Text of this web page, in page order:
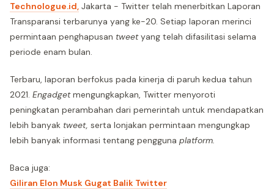
Technologue.id, Jakarta - Twitter telah menerbitkan Laporan
Transparansi terbarunya yang ke-20. Setiap laporan merinci
permintaan penghapusan tweetyang telah difasilitasi selama
periode enam bulan.
Terbaru, laporan berfokus pada kinerja di paruh kedua tahun
2021. Engadgetmengungkapkan, Twitter menyoroti
peningkatan perambahan dari pemerintah untuk mendapatkan
lebih banyak tweet, serta lonjakan permintaan mengungkap
lebih banyak informasi tentang pengguna platform.
Baca juga:
Giliran Elon Musk Gugat Balik Twitter